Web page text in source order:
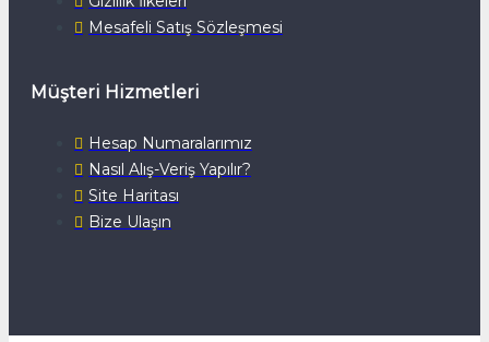
Mesafeli Satış Sözleşmesi
Müşteri Hizmetleri
Hesap Numaralarımız
Nasıl Alış-Veriş Yapılır?
Site Haritası
Bize Ulaşın